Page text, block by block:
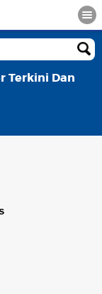
Terkini Dan